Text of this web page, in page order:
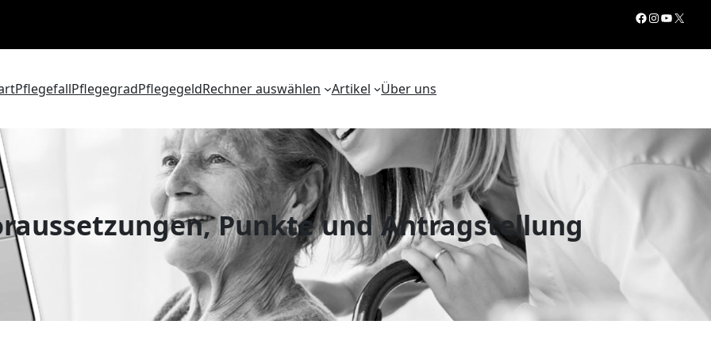
Facebook InstagramYouTube X
PflegefallPflegegradPflegegeldRechner auswählen Artikel Über uns
Punkte und Antragstellung